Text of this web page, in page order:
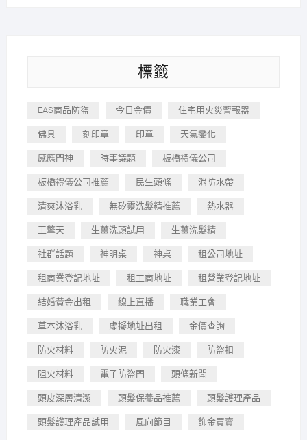
標籤
EAS商品防盜 今日金價 住宅用火災警報器
佛具 刻印章 印章 天氣變化
感應門神 時事議題 板橋禮儀公司
板橋禮儀公司推薦 民生頭條 消防水帶
清爽沐浴乳 無矽靈洗髮精推薦 熱水器
王擎天 生薑洗頭試用 生薑洗髮精
社群話題 神明桌 神桌 租公司地址
租商業登記地址 租工商地址 租營業登記地址
結婚黃金出租 線上直播 職業工會
草本沐浴乳 虛擬地址出租 金價查詢
防火材料 防火泥 防火漆 防盜扣
阻火材料 電子防盜門 頭條新聞
頭皮深層清潔 頭髮保養品推薦 頭髮護理產品
頭髮護理產品試用 風向節目 飾金買賣